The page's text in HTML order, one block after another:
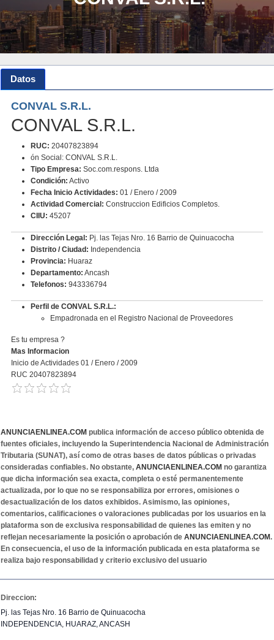
Datos
CONVAL S.R.L.
CONVAL S.R.L.
RUC: 20407823894
ón Social: CONVAL S.R.L.
Tipo Empresa: Soc.com.respons. Ltda
Condición: Activo
Fecha Inicio Actividades: 01 / Enero / 2009
Actividad Comercial: Construccion Edificios Completos.
CIIU: 45207
Dirección Legal: Pj. las Tejas Nro. 16 Barrio de Quinuacocha
Distrito / Ciudad: Independencia
Provincia: Huaraz
Departamento: Ancash
Telefonos: 943336794
Perfil de CONVAL S.R.L.:
Empadronada en el Registro Nacional de Proveedores
Es tu empresa ?
Mas Informacion
Inicio de Actividades 01 / Enero / 2009
RUC 20407823894
ANUNCIAENLINEA.COM publica información de acceso público obtenida de
fuentes oficiales, incluyendo la Superintendencia Nacional de Administración
Tributaria (SUNAT), así como de otras bases de datos públicas o privadas
consideradas confiables. No obstante, ANUNCIAENLINEA.COM no garantiza
que dicha información sea exacta, completa o esté permanentemente
actualizada, por lo que no se responsabiliza por errores, omisiones o
desactualización de los datos exhibidos. Asimismo, las opiniones,
comentarios, calificaciones o valoraciones publicadas por los usuarios en la
plataforma son de exclusiva responsabilidad de quienes las emiten y no
reflejan necesariamente la posición o aprobación de ANUNCIAENLINEA.COM.
En consecuencia, el uso de la información publicada en esta plataforma se
realiza bajo responsabilidad y criterio exclusivo del usuario
Direccion:
Pj. las Tejas Nro. 16 Barrio de Quinuacocha
INDEPENDENCIA, HUARAZ, ANCASH